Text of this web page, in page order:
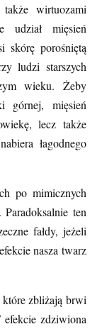
wirtuozami
udział mięsień
skórę porośniętą
ludzi starszych
wieku. Żeby
górnej, mięsień
lecz także
łagodnego
po mimicznych
ten
fałdy, jeżeli
nasza twarz
zbliżają brwi
efekcie zdziwiona